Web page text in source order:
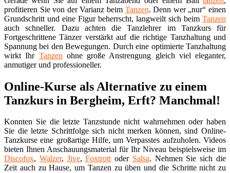
profitieren Sie von der Varianz beim Tanzen. Denn wer „nur“ einen
Grundschritt und eine Figur beherrscht, langweilt sich beim Tanzen
auch schneller. Dazu achten die Tanzlehrer im Tanzkurs für
Fortgeschrittene Tänzer verstärkt auf die richtige Tanzhaltung und
Spannung bei den Bewegungen. Durch eine optimierte Tanzhaltung
wirkt Ihr Tanzen ohne große Anstrengung gleich viel eleganter,
anmutiger und professioneller.
Online-Kurse als Alternative zu einem
Tanzkurs in Bergheim, Erft? Manchmal!
Konnten Sie die letzte Tanzstunde nicht wahrnehmen oder haben
Sie die letzte Schrittfolge sich nicht merken können, sind Online-
Tanzkurse eine großartige Hilfe, um Verpasstes aufzuholen. Videos
bieten Ihnen Anschauungsmaterial für Ihr Niveau beispielsweise im
Discofox, Walzer, Jive,Foxtrottoder Salsa. Nehmen Sie sich die
Zeit auch zu Hause, um Tanzen zu üben und die Schritte nicht zu